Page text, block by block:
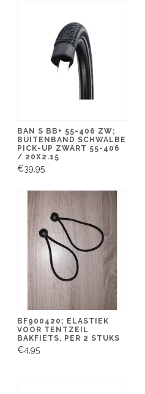
BAN S BB+ 55-406 ZW;
BUITENBAND SCHWALBE
PICK-UP ZWART 55-406
/ 20X2.15
€39,95
BF900420; ELASTIEK
VOOR TENTZEIL
BAKFIETS, PER 2 STUKS
€4,95